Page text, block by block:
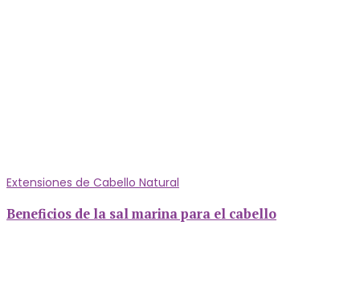
Extensiones de Cabello Natural
Beneficios de la sal marina para el cabello